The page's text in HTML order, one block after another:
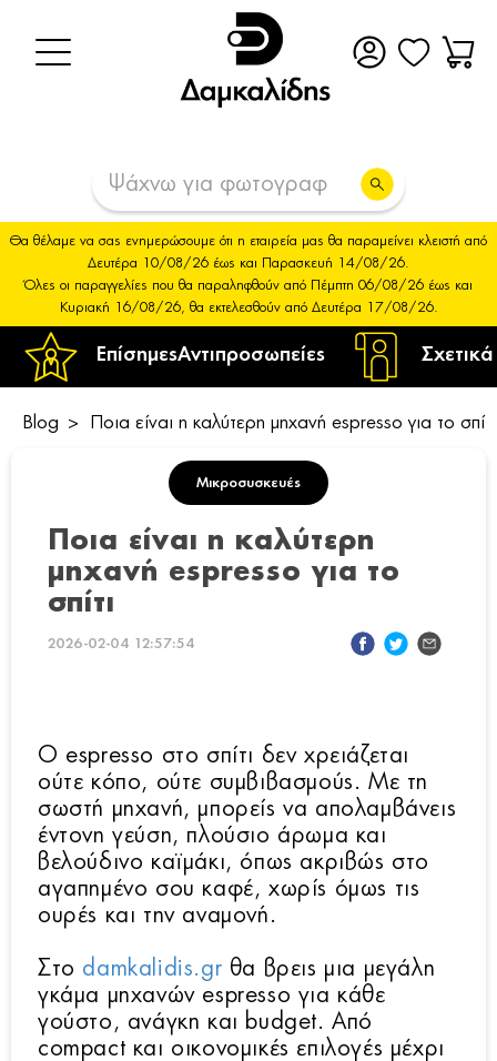
ΕπίσημεςΑντιπροσωπείες
Θα θέλαμε να σας ενημερώσουμε ότι η εταιρεία μας θα παραμείνει κλειστή από
Δευτέρα 10/08/26 έως και Παρασκευή 14/08/26.
Όλες οι παραγγελίες που θα παραληφθούν από Πέμπτη 06/08/26 έως και
Κυριακή 16/08/26, θα εκτελεσθούν από Δευτέρα 17/08/26.
Blog Ποια είναι η καλύτερη μηχανή espresso για το σπίτι
Μικροσυσκευές
Ποια είναι η καλύτερη
μηχανή espresso για το
σπίτι
2026-02-04 12:57:54
Ο espresso στο σπίτι δεν χρειάζεται
ούτε κόπο, ούτε συμβιβασμούς. Με τη
σωστή μηχανή, μπορείς να απολαμβάνεις
έντονη γεύση, πλούσιο άρωμα και
βελούδινο καϊμάκι, όπως ακριβώς στο
αγαπημένο σου καφέ, χωρίς όμως τις
ουρές και την αναμονή.
Στο damkalidis.gr θα βρεις μια μεγάλη
γκάμα μηχανών espresso για κάθε
γούστο, ανάγκη και budget. Από
compact και οικονομικές επιλογές μέχρι